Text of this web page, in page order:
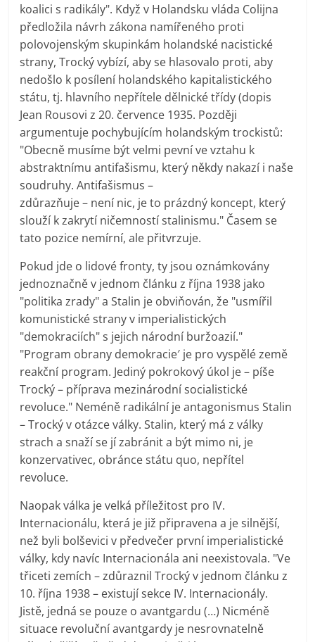
koalici s radikály". Když v Holandsku vláda Colijna
předložila návrh zákona namířeného proti
polovojenským skupinkám holandské nacistické
strany, Trocký vybízí, aby se hlasovalo proti, aby
nedošlo k posílení holandského kapitalistického
státu, tj. hlavního nepřítele dělnické třídy (dopis
Jean Rousovi z 20. července 1935. Později
argumentuje pochybujícím holandským trockistů:
"Obecně musíme být velmi pevní ve vztahu k
abstraktnímu antifašismu, který někdy nakazí i naše
soudruhy. Antifašismus –
zdůrazňuje – není nic, je to prázdný koncept, který
slouží k zakrytí ničemností stalinismu." Časem se
tato pozice nemírní, ale přitvrzuje.
Pokud jde o lidové fronty, ty jsou oznámkovány
jednoznačně v jednom článku z října 1938 jako
"politika zrady" a Stalin je obviňován, že "usmířil
komunistické strany v imperialistických
"demokraciích" s jejich národní buržoazií."
"Program obrany demokracie′ je pro vyspělé země
reakční program. Jediný pokrokový úkol je – píše
Trocký – příprava mezinárodní socialistické
revoluce." Neméně radikální je antagonismus Stalin
– Trocký v otázce války. Stalin, který má z války
strach a snaží se jí zabránit a být mimo ni, je
konzervativec, obránce státu quo, nepřítel
revoluce.
Naopak válka je velká příležitost pro IV.
Internacionálu, která je již připravena a je silnější,
než byli bolševici v předvečer první imperialistické
války, kdy navíc Internacionála ani neexistovala. "Ve
třiceti zemích – zdůraznil Trocký v jednom článku z
10. října 1938 – existují sekce IV. Internacionály.
Jistě, jedná se pouze o avantgardu (…) Nicméně
situace revoluční avantgardy je nesrovnatelně